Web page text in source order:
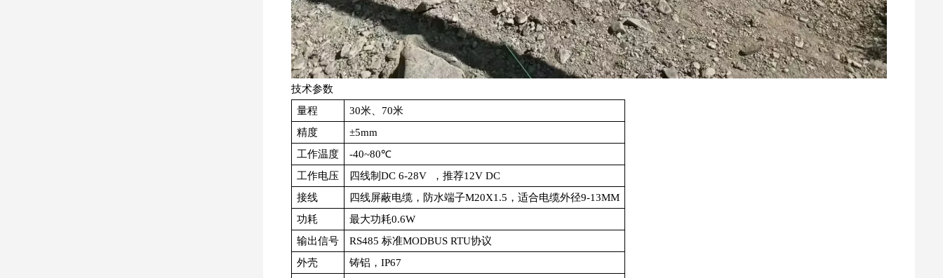
技术参数
量程
30米、70米
精度
±5mm
工作温度
-40~80℃
工作电压
四线制DC 6-28V ，推荐12V DC
接线
四线屏蔽电缆，防水端子M20X1.5，适合电缆外径9-13MM
功耗
最大功耗0.6W
输出信号
RS485 标准MODBUS RTU协议
外壳
铸铝，IP67